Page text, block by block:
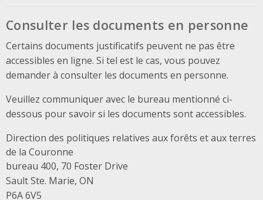
Consulter les documents en personne
Certains documents justificatifs peuvent ne pas être
accessibles en ligne. Si tel est le cas, vous pouvez
demander à consulter les documents en personne.
Veuillez communiquer avec le bureau mentionné ci-
dessous pour savoir si les documents sont accessibles.
Direction des politiques relatives aux forêts et aux terres
de la Couronne
Address
bureau 400, 70 Foster Drive
Sault Ste. Marie, ON
P6A 6V5